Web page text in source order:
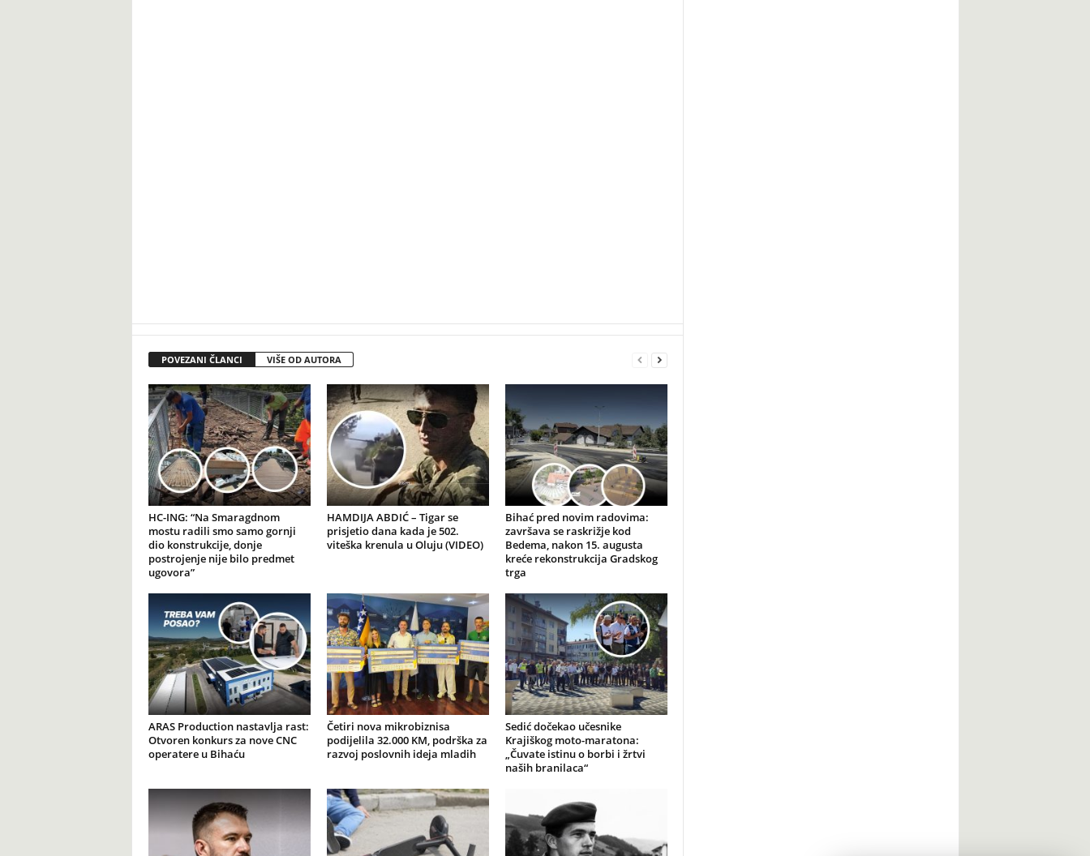
POVEZANI ČLANCI VIŠE OD AUTORA
HC-ING: “Na Smaragdnom
mostu radili smo samo gornji
dio konstrukcije, donje
postrojenje nije bilo predmet
ugovora”
HAMDIJA ABDIĆ – Tigar se
prisjetio dana kada je 502.
viteška krenula u Oluju (VIDEO)
Bihać pred novim radovima:
završava se raskrižje kod
Bedema, nakon 15. augusta
kreće rekonstrukcija Gradskog
trga
ARAS Production nastavlja rast:
Otvoren konkurs za nove CNC
operatere u Bihaću
Četiri nova mikrobiznisa
podijelila 32.000 KM, podrška za
razvoj poslovnih ideja mladih
Sedić dočekao učesnike
Krajiškog moto-maratona:
„Čuvate istinu o borbi i žrtvi
naših branilaca“